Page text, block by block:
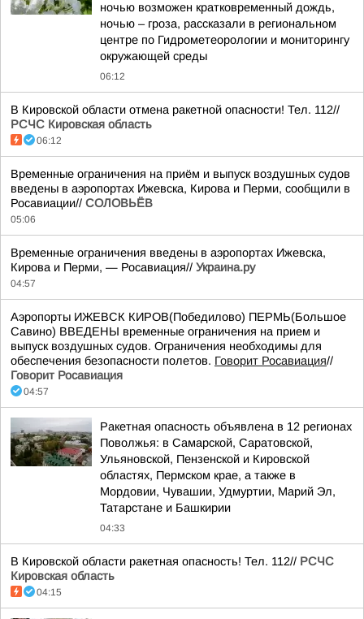
ночью возможен кратковременный дождь,
ночью – гроза, рассказали в региональном
центре по Гидрометеорологии и мониторингу
окружающей среды
06:12
В Кировской области отмена ракетной опасности! Тел. 112//
РСЧС Кировская область
06:12
Временные ограничения на приём и выпуск воздушных судов
введены в аэропортах Ижевска, Кирова и Перми, сообщили в
Росавиации// СОЛОВЬЁВ
05:06
Временные ограничения введены в аэропортах Ижевска,
Кирова и Перми, — Росавиация// Украина.ру
04:57
Аэропорты ИЖЕВСК КИРОВ(Победилово) ПЕРМЬ(Большое
Савино) ВВЕДЕНЫ временные ограничения на прием и
выпуск воздушных судов. Ограничения необходимы для
обеспечения безопасности полетов. Говорит Росавиация//
Говорит Росавиация
04:57
Ракетная опасность объявлена в 12 регионах
Поволжья: в Самарской, Саратовской,
Ульяновской, Пензенской и Кировской
областях, Пермском крае, а также в
Мордовии, Чувашии, Удмуртии, Марий Эл,
Татарстане и Башкирии
04:33
В Кировской области ракетная опасность! Тел. 112// РСЧС
Кировская область
04:15